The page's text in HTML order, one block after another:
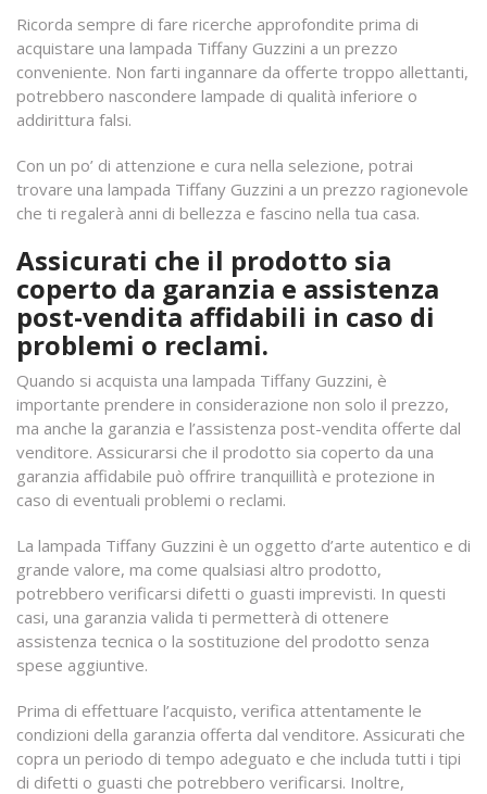
Ricorda sempre di fare ricerche approfondite prima di
acquistare una lampada Tiffany Guzzini a un prezzo
conveniente. Non farti ingannare da offerte troppo allettanti,
potrebbero nascondere lampade di qualità inferiore o
addirittura falsi.
Con un po’ di attenzione e cura nella selezione, potrai
trovare una lampada Tiffany Guzzini a un prezzo ragionevole
che ti regalerà anni di bellezza e fascino nella tua casa.
Assicurati che il prodotto sia
coperto da garanzia e assistenza
post-vendita affidabili in caso di
problemi o reclami.
Quando si acquista una lampada Tiffany Guzzini, è
importante prendere in considerazione non solo il prezzo,
ma anche la garanzia e l’assistenza post-vendita offerte dal
venditore. Assicurarsi che il prodotto sia coperto da una
garanzia affidabile può offrire tranquillità e protezione in
caso di eventuali problemi o reclami.
La lampada Tiffany Guzzini è un oggetto d’arte autentico e di
grande valore, ma come qualsiasi altro prodotto,
potrebbero verificarsi difetti o guasti imprevisti. In questi
casi, una garanzia valida ti permetterà di ottenere
assistenza tecnica o la sostituzione del prodotto senza
spese aggiuntive.
Prima di effettuare l’acquisto, verifica attentamente le
condizioni della garanzia offerta dal venditore. Assicurati che
copra un periodo di tempo adeguato e che includa tutti i tipi
di difetti o guasti che potrebbero verificarsi. Inoltre,